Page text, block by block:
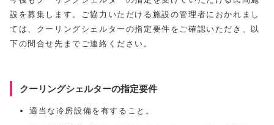
設を募集します。ご協力いただける施設の管理者におかれまし
ては、クーリングシェルターの指定要件をご確認いただき、以
下の問合せ先までご連絡ください。
クーリングシェルターの指定要件
適当な冷房設備を有すること。